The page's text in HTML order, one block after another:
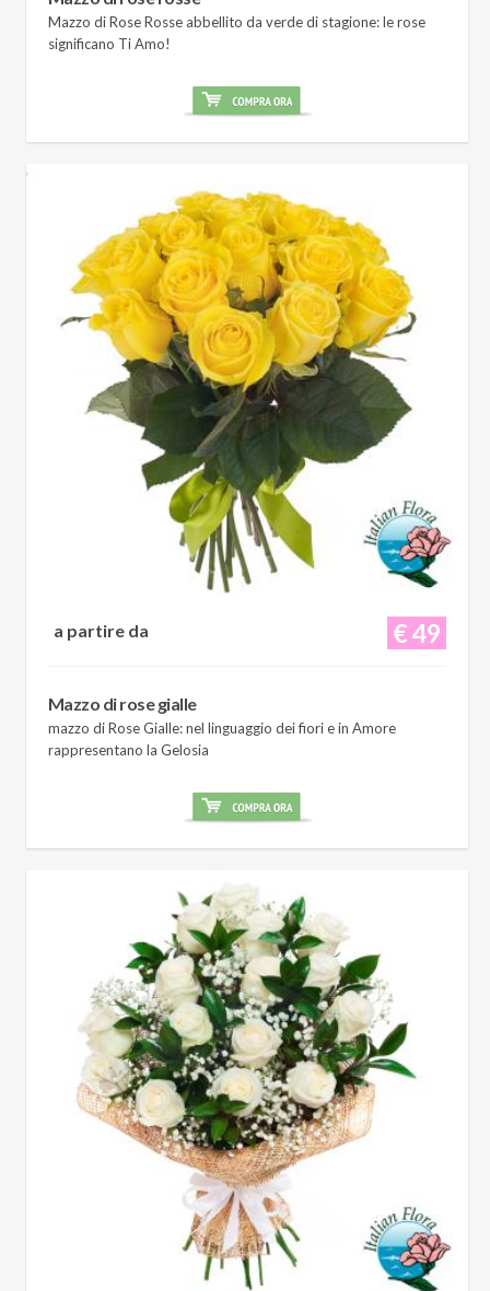
Mazzo di Rose Rosse abbellito da verde di stagione: le rose
significano Ti Amo!
€ 49
a partire da
Mazzo di rose gialle
mazzo di Rose Gialle: nel linguaggio dei fiori e in Amore
rappresentano la Gelosia